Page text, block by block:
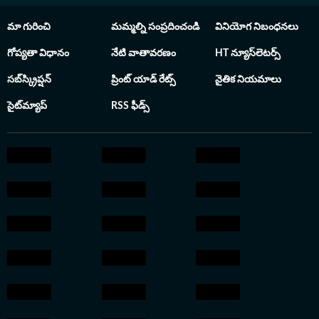
మా గురించి మమ్మల్ని సంప్రదించండి వినియోగ నిబంధనలు
గోప్యతా విధానం నేటి వాతావరణం HT న్యూస్‌లెటర్స్
సబ్‌స్క్రిప్షన్ ప్రింట్ యాడ్ రేట్స్ నైతిక నియమాలు
సైట్‌మ్యాప్ RSS ఫీడ్స్